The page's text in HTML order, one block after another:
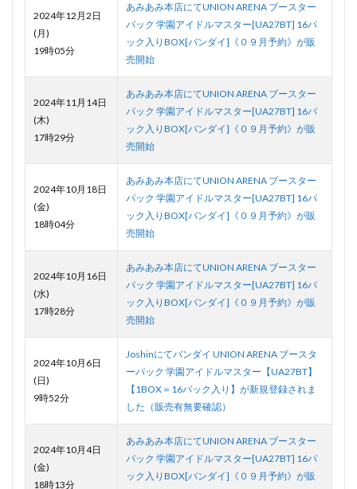
2024年12月2日
(月)
19時05分
あみあみ本店にてUNION ARENA ブースター
パック 学園アイドルマスター[UA27BT] 16パ
ック入りBOX[バンダイ]《０９月予約》が販
売開始
2024年11月14日
(木)
17時29分
あみあみ本店にてUNION ARENA ブースター
パック 学園アイドルマスター[UA27BT] 16パ
ック入りBOX[バンダイ]《０９月予約》が販
売開始
2024年10月18日
(金)
18時04分
あみあみ本店にてUNION ARENA ブースター
パック 学園アイドルマスター[UA27BT] 16パ
ック入りBOX[バンダイ]《０９月予約》が販
売開始
2024年10月16日
(水)
17時28分
あみあみ本店にてUNION ARENA ブースター
パック 学園アイドルマスター[UA27BT] 16パ
ック入りBOX[バンダイ]《０９月予約》が販
売開始
2024年10月6日
(日)
9時52分
Joshinにてバンダイ UNION ARENA ブースタ
ーパック 学園アイドルマスター【UA27BT】
【1BOX＝16パック入り】が新規登録されま
した（販売有無要確認）
2024年10月4日
(金)
18時13分
あみあみ本店にてUNION ARENA ブースター
パック 学園アイドルマスター[UA27BT] 16パ
ック入りBOX[バンダイ]《０９月予約》が販